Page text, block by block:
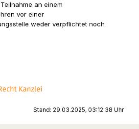
an einem
vor einer
weder verpflichtet noch
Stand: 29.03.2025, 03:12:38 Uhr